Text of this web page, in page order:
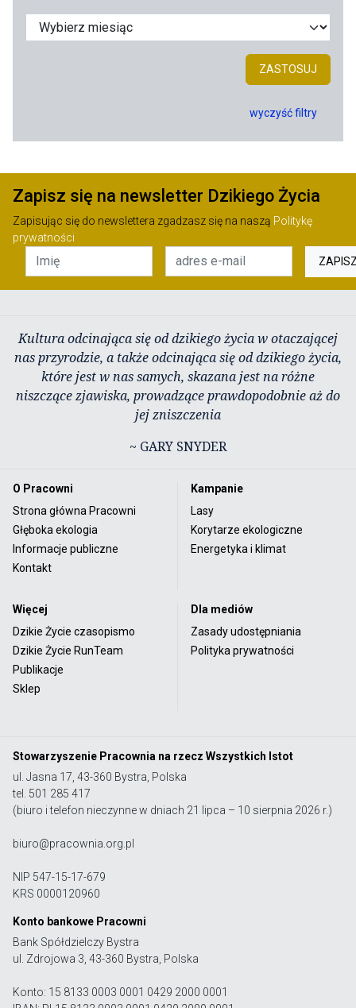
ZASTOSUJ
wyczyść filtry
Zapisz się na newsletter Dzikiego Życia
Zapisując się do newslettera zgadzasz się na naszą Politykę
prywatności
Kultura odcinająca się od dzikiego życia w otaczającej
nas przyrodzie, a także odcinająca się od dzikiego życia,
które jest w nas samych, skazana jest na różne
niszczące zjawiska, prowadzące prawdopodobnie aż do
jej zniszczenia
~ GARY SNYDER
O Pracowni
Strona główna Pracowni
Głęboka ekologia
Informacje publiczne
Kontakt
Kampanie
Lasy
Korytarze ekologiczne
Energetyka i klimat
Więcej
Dzikie Życie czasopismo
Dzikie Życie RunTeam
Publikacje
Sklep
Dla mediów
Zasady udostępniania
Polityka prywatności
Stowarzyszenie Pracownia na rzecz Wszystkich Istot
ul. Jasna 17, 43-360 Bystra, Polska
tel. 501 285 417
(biuro i telefon nieczynne w dniach 21 lipca – 10 sierpnia 2026 r.)
biuro@pracownia.org.pl
NIP 547-15-17-679
KRS 0000120960
Konto bankowe Pracowni
Bank Spółdzielczy Bystra
ul. Zdrojowa 3, 43-360 Bystra, Polska
Konto: 15 8133 0003 0001 0429 2000 0001